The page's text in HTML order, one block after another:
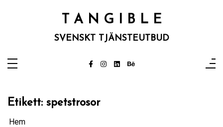
T A N G I B L E
SVENSKT TJÄNSTEUTBUD
Etikett: spetstrosor
Hem